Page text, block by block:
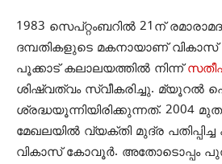
1983 സെപ്റ്റംബറില്‍ 21ന്
ദമ്പതികളുടെ മകനായാണ്
പൂക്കാട് കലാലയത്തില്‍ നിന്ന്സതീഷ്
ശിഷ്വത്വം സ്വീകരിച്ചു. മ്യൂറല്‍
ശ്രദ്ധയൂന്നിയിരിക്കുന്നത്. 2004
മേഖലയില്‍ വ്യക്തി മുദ്ര
വികാസ് കോവൂർ. അതോടൊപ്പം